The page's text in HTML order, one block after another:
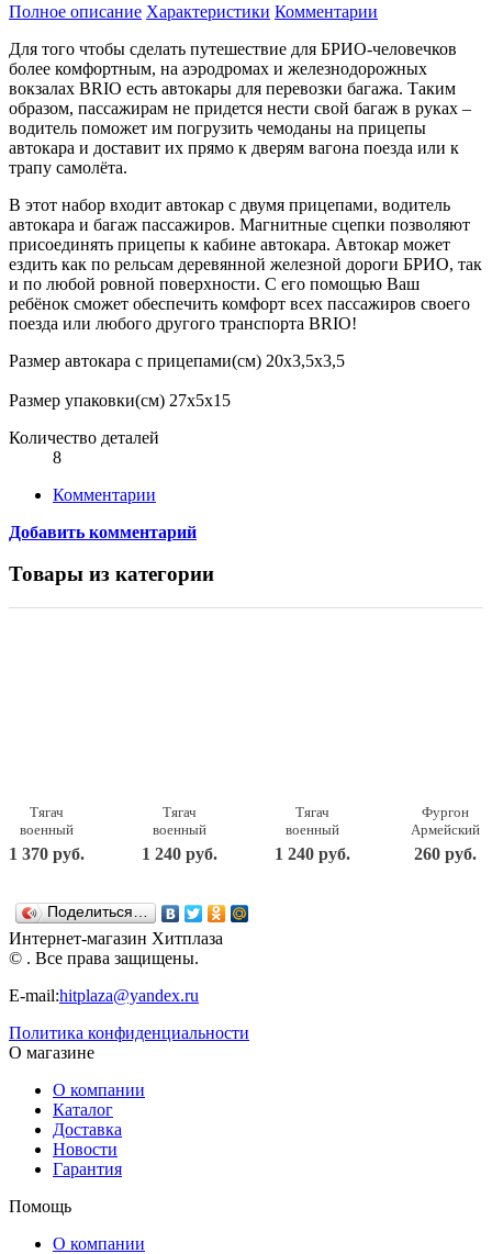
Полное описание Характеристики Комментарии
Для того чтобы сделать путешествие для БРИО-человечков
более комфортным, на аэродромах и железнодорожных
вокзалах BRIO есть автокары для перевозки багажа. Таким
образом, пассажирам не придется нести свой багаж в руках –
водитель поможет им погрузить чемоданы на прицепы
автокара и доставит их прямо к дверям вагона поезда или к
трапу самолёта.
В этот набор входит автокар с двумя прицепами, водитель
автокара и багаж пассажиров. Магнитные сцепки позволяют
присоединять прицепы к кабине автокара. Автокар может
ездить как по рельсам деревянной железной дороги БРИО, так
и по любой ровной поверхности. С его помощью Ваш
ребёнок сможет обеспечить комфорт всех пассажиров своего
поезда или любого другого транспорта BRIO!
Размер автокара с прицепами(см) 20х3,5х3,5
Размер упаковки(см) 27х5х15
Количество деталей
8
Комментарии
Добавить комментарий
Товары из категории
Тягач
военный
Щит с
вертолетом
см. Н-256
Нордпласт
1 370 руб.
Тягач
военный
Щит с
танком
см. Н-258
Нордпласт
1 240 руб.
Тягач
военный
Щит с
кунгом
1 240 руб.
Фургон
Армейский
238
260 руб.
Поделиться…
Интернет-магазин Хитплаза
© . Все права защищены.
E-mail:hitplaza@yandex.ru
Политика конфиденциальности
О магазине
О компании
Каталог
Доставка
Новости
Гарантия
Помощь
О компании